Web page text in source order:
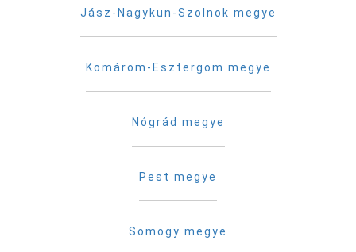
Jász-Nagykun-Szolnok megye
Komárom-Esztergom megye
Nógrád megye
Pest megye
Somogy megye